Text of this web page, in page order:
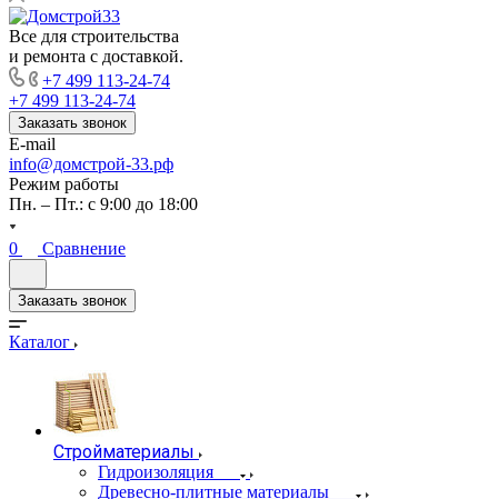
Все для строительства
и ремонта с доставкой.
+7 499 113-24-74
+7 499 113-24-74
Заказать звонок
E-mail
info@домстрой-33.рф
Режим работы
Пн. – Пт.: с 9:00 до 18:00
0 Сравнение
Заказать звонок
Каталог
Стройматериалы
Гидроизоляция
Древесно-плитные материалы